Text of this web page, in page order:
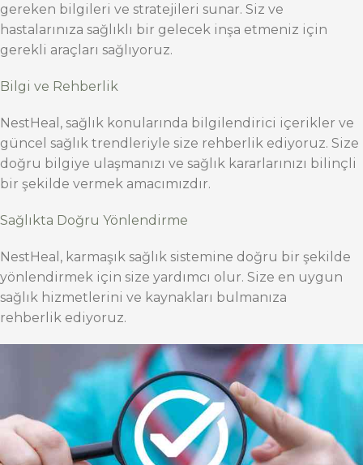
gereken bilgileri ve stratejileri sunar. Siz ve
hastalarınıza sağlıklı bir gelecek inşa etmeniz için
gerekli araçları sağlıyoruz.
Bilgi ve Rehberlik
NestHeal, sağlık konularında bilgilendirici içerikler ve
güncel sağlık trendleriyle size rehberlik ediyoruz. Size
doğru bilgiye ulaşmanızı ve sağlık kararlarınızı bilinçli
bir şekilde vermek amacımızdır.
Sağlıkta Doğru Yönlendirme
NestHeal, karmaşık sağlık sistemine doğru bir şekilde
yönlendirmek için size yardımcı olur. Size en uygun
sağlık hizmetlerini ve kaynakları bulmanıza
rehberlik ediyoruz.